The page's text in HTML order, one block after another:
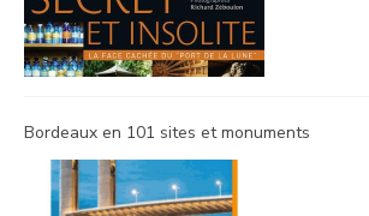
Bordeaux en 101 sites et monuments